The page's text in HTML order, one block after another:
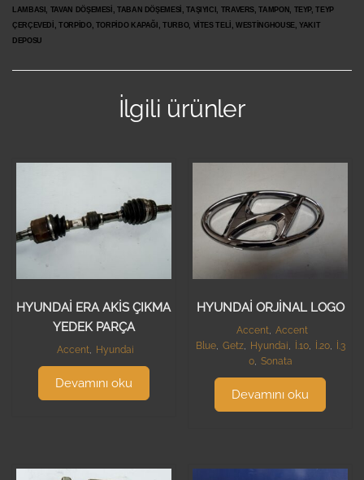
LAMBASI, TAVAN DÖŞEMESİ, TABAN DÖŞEMESİ, TAŞIYICI, TRAVERS, TAMPON, TEYP, TEYP
ÇERÇEVEDİ, TORPİDO, TORPİDO KAPAĞI, TURBO, VİTES TELİ, WESTİNGHOUSE, YAKIT
DEPOSU
İlgili ürünler
HYUNDAİ ERA AKİS ÇIKMA
YEDEK PARÇA
Accent, Hyundai
Devamını oku
HYUNDAİ ORJİNAL LOGO
Accent, Accent
Blue, Getz, Hyundai, İ.10, İ.20,
İ.3
0, Sonata
Devamını oku